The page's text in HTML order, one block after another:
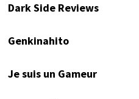
Dark Side Reviews
Genkinahito
Je suis un Gameur